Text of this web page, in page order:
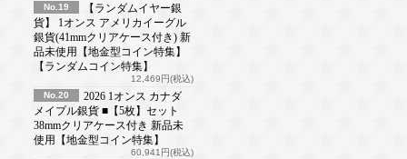
No.19
【ランダムイヤー銀
貨】 1オンス アメリカイーグル
銀貨(41mmクリアケース付き) 新
品未使用【地金型コイン特集】
【ランダムコイン特集】
12,469円(税込)
No.20
2026 1オンス カナダ
メイプル銀貨 ■【5枚】セット
38mmクリアケース付き 新品未
使用【地金型コイン特集】
60,941円(税込)